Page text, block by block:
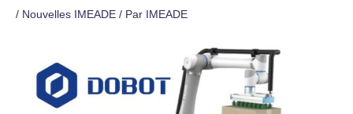
/ Nouvelles IMEADE / Par IMEADE